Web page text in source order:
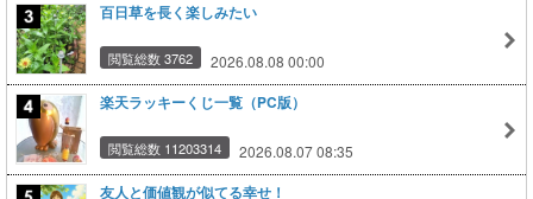
百日草を長く楽しみたい
閲覧総数 3762 2026.08.08 00:00
楽天ラッキーくじ一覧（PC版）
閲覧総数 11203314 2026.08.07 08:35
友人と価値観が似てる幸せ！